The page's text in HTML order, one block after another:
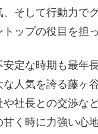
、そして行動力で
ップの役目を担
安定な時期も最年
な人気を誇る藤ヶ
社長との交渉な
く時に力強い心